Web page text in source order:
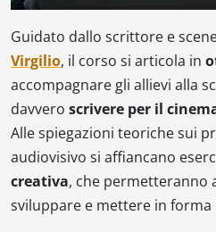
Guidato dallo scrittore e
Virgilio, il corso si articola in
accompagnare gli allievi alla
davvero scrivere per il
Alle spiegazioni teoriche sui
audiovisivo si affiancano
creativa, che permetteranno
sviluppare e mettere in